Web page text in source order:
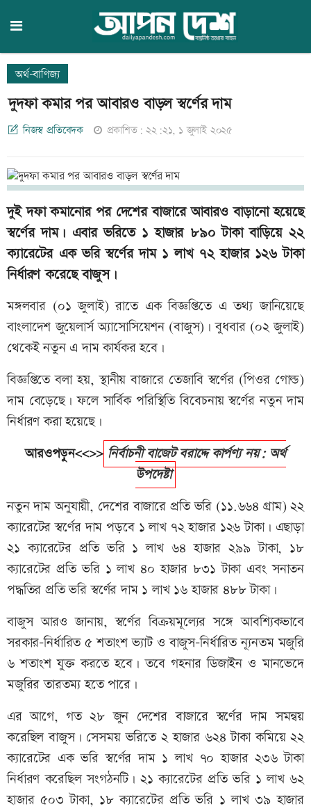
অর্থ-বাণিজ্য
দুদফা কমার পর আবারও বাড়ল স্বর্ণের দাম
নিজস্ব প্রতিবেদক প্রকাশিত: ২২:২১, ১ জুলাই ২০২৫
দুই দফা কমানোর পর দেশের বাজারে আবারও বাড়ানো হয়েছে
স্বর্ণের দাম। এবার ভরিতে ১ হাজার ৮৯০ টাকা বাড়িয়ে ২২
ক্যারেটের এক ভরি স্বর্ণের দাম ১ লাখ ৭২ হাজার ১২৬ টাকা
নির্ধারণ করেছে বাজুস।
মঙ্গলবার (০১ জুলাই) রাতে এক বিজ্ঞপ্তিতে এ তথ্য জানিয়েছে
বাংলাদেশ জুয়েলার্স অ্যাসোসিয়েশন (বাজুস)। বুধবার (০২ জুলাই)
থেকেই নতুন এ দাম কার্যকর হবে।
বিজ্ঞপ্তিতে বলা হয়, স্থানীয় বাজারে তেজাবি স্বর্ণের (পিওর গোল্ড)
দাম বেড়েছে। ফলে সার্বিক পরিস্থিতি বিবেচনায় স্বর্ণের নতুন দাম
নির্ধারণ করা হয়েছে।
আরওপড়ুন<<>> নির্বাচনী বাজেট বরাদ্দে কার্পণ্য নয়: অর্থ
উপদেষ্টা
নতুন দাম অনুযায়ী, দেশের বাজারে প্রতি ভরি (১১.৬৬৪ গ্রাম) ২২
ক্যারেটের স্বর্ণের দাম পড়বে ১ লাখ ৭২ হাজার ১২৬ টাকা। এছাড়া
২১ ক্যারেটের প্রতি ভরি ১ লাখ ৬৪ হাজার ২৯৯ টাকা, ১৮
ক্যারেটের প্রতি ভরি ১ লাখ ৪০ হাজার ৮৩১ টাকা এবং সনাতন
পদ্ধতির প্রতি ভরি স্বর্ণের দাম ১ লাখ ১৬ হাজার ৪৮৮ টাকা।
বাজুস আরও জানায়, স্বর্ণের বিক্রয়মূল্যের সঙ্গে আবশ্যিকভাবে
সরকার-নির্ধারিত ৫ শতাংশ ভ্যাট ও বাজুস-নির্ধারিত ন্যূনতম মজুরি
৬ শতাংশ যুক্ত করতে হবে। তবে গহনার ডিজাইন ও মানভেদে
মজুরির তারতম্য হতে পারে।
এর আগে, গত ২৮ জুন দেশের বাজারে স্বর্ণের দাম সমন্বয়
করেছিল বাজুস। সেসময় ভরিতে ২ হাজার ৬২৪ টাকা কমিয়ে ২২
ক্যারেটের এক ভরি স্বর্ণের দাম ১ লাখ ৭০ হাজার ২৩৬ টাকা
নির্ধারণ করেছিল সংগঠনটি। ২১ ক্যারেটের প্রতি ভরি ১ লাখ ৬২
হাজার ৫০৩ টাকা, ১৮ ক্যারেটের প্রতি ভরি ১ লাখ ৩৯ হাজার